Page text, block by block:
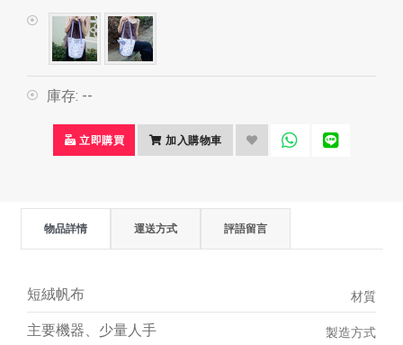
庫存: --
立即購買 加入購物車
物品詳情 運送方式 評語留言
材質
短絨帆布
製造方式
主要機器、少量人手